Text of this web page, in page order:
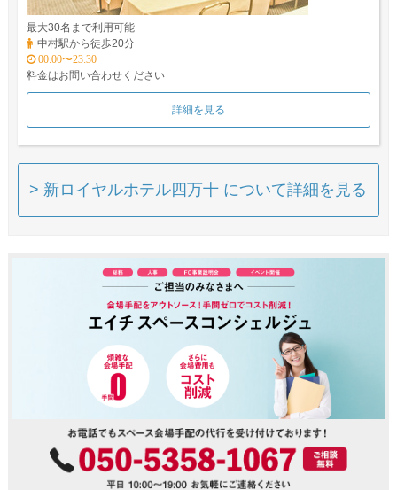
最大30名まで利用可能
中村駅から徒歩20分
00:00〜23:30
料金はお問い合わせください
詳細を見る
> 新ロイヤルホテル四万十 について詳細を見る